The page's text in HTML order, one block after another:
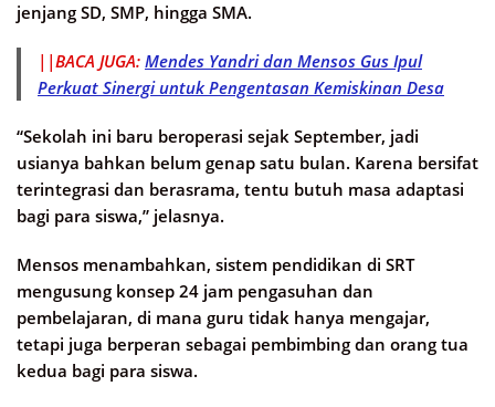
jenjang SD, SMP, hingga SMA.
||BACA JUGA: Mendes Yandri dan Mensos Gus Ipul
Perkuat Sinergi untuk Pengentasan Kemiskinan Desa
“Sekolah ini baru beroperasi sejak September, jadi
usianya bahkan belum genap satu bulan. Karena bersifat
terintegrasi dan berasrama, tentu butuh masa adaptasi
bagi para siswa,” jelasnya.
Mensos menambahkan, sistem pendidikan di SRT
mengusung konsep 24 jam pengasuhan dan
pembelajaran, di mana guru tidak hanya mengajar,
tetapi juga berperan sebagai pembimbing dan orang tua
kedua bagi para siswa.